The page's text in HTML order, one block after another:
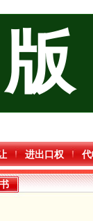
进出口权